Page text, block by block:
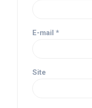
E-mail *
Site